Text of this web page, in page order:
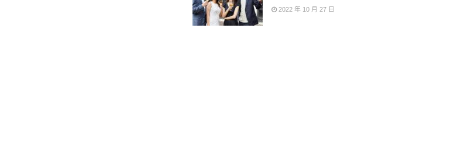
2022 年 10 月 27 日